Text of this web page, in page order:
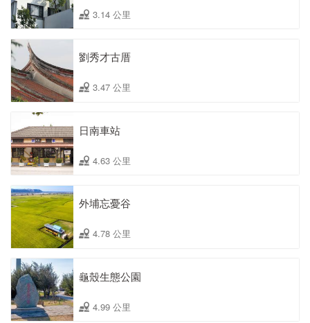
3.14 公里
劉秀才古厝
3.47 公里
日南車站
4.63 公里
外埔忘憂谷
4.78 公里
龜殼生態公園
4.99 公里